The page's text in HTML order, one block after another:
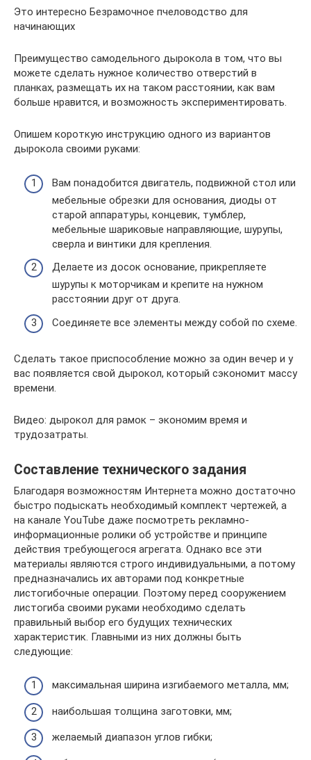
Это интересно Безрамочное пчеловодство для
начинающих
Преимущество самодельного дырокола в том, что вы
можете сделать нужное количество отверстий в
планках, размещать их на таком расстоянии, как вам
больше нравится, и возможность экспериментировать.
Опишем короткую инструкцию одного из вариантов
дырокола своими руками:
Вам понадобится двигатель, подвижной стол или
мебельные обрезки для основания, диоды от
старой аппаратуры, концевик, тумблер,
мебельные шариковые направляющие, шурупы,
сверла и винтики для крепления.
Делаете из досок основание, прикрепляете
шурупы к моторчикам и крепите на нужном
расстоянии друг от друга.
Соединяете все элементы между собой по схеме.
Сделать такое приспособление можно за один вечер и у
вас появляется свой дырокол, который сэкономит массу
времени.
Видео: дырокол для рамок – экономим время и
трудозатраты.
Составление технического задания
Благодаря возможностям Интернета можно достаточно
быстро подыскать необходимый комплект чертежей, а
на канале YouTube даже посмотреть рекламно-
информационные ролики об устройстве и принципе
действия требующегося агрегата. Однако все эти
материалы являются строго индивидуальными, а потому
предназначались их авторами под конкретные
листогибочные операции. Поэтому перед сооружением
листогиба своими руками необходимо сделать
правильный выбор его будущих технических
характеристик. Главными из них должны быть
следующие:
максимальная ширина изгибаемого металла, мм;
наибольшая толщина заготовки, мм;
желаемый диапазон углов гибки;